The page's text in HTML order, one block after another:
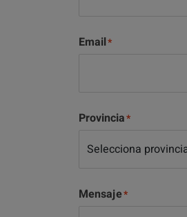
Email
Provincia
Mensaje